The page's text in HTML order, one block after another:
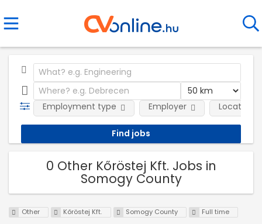
Employment type Employer Location
0 Other Kőröstej Kft. Jobs in
Somogy County
Other Kőröstej Kft. Somogy County Full time